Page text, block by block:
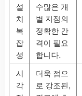
설
치
복
잡
성
수많은 개
별 지점의
정확한 간
격이 필요
합니다.
시
각
더욱 점으
로 강조된,